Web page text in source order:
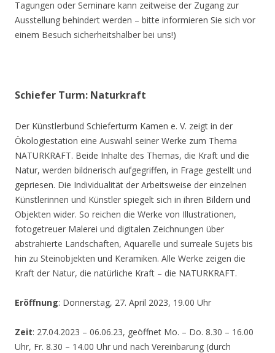
Tagungen oder Seminare kann zeitweise der Zugang zur
Ausstellung behindert werden – bitte informieren Sie sich vor
einem Besuch sicherheitshalber bei uns!)
Schiefer Turm: Naturkraft
Der Künstlerbund Schieferturm Kamen e. V. zeigt in der
Ökologiestation eine Auswahl seiner Werke zum Thema
NATURKRAFT. Beide Inhalte des Themas, die Kraft und die
Natur, werden bildnerisch aufgegriffen, in Frage gestellt und
gepriesen. Die Individualität der Arbeitsweise der einzelnen
Künstlerinnen und Künstler spiegelt sich in ihren Bildern und
Objekten wider. So reichen die Werke von Illustrationen,
fotogetreuer Malerei und digitalen Zeichnungen über
abstrahierte Landschaften, Aquarelle und surreale Sujets bis
hin zu Steinobjekten und Keramiken. Alle Werke zeigen die
Kraft der Natur, die natürliche Kraft – die NATURKRAFT.
Eröffnung: Donnerstag, 27. April 2023, 19.00 Uhr
Zeit: 27.04.2023 – 06.06.23, geöffnet Mo. – Do. 8.30 – 16.00
Uhr, Fr. 8.30 – 14.00 Uhr und nach Vereinbarung (durch